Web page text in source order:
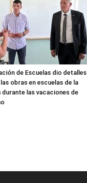
de Escuelas dio detalles
obras en escuelas de la
durante las vacaciones de